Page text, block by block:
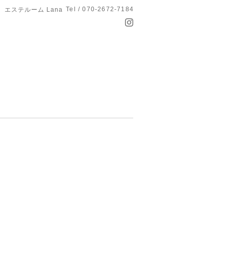
エステルーム Lana Tel / 070-2672-7184